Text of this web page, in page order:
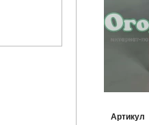
Артикул